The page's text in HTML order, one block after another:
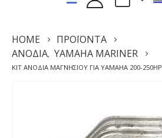
HOME
ΠΡΟΪΌΝΤΑ
ΑΝΌΔΙΑ, YAMAHA MARINER
ΚΙΤ ΑΝΌΔΙΑ ΜΑΓΝΗΣΊΟΥ ΓΙΑ YAMAHA 200-250HP